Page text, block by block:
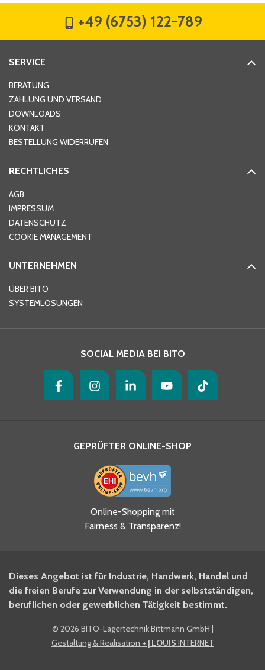
Hausnummer
Ort*
Telefon
Ja, ich habe die
Datenschutzhinweise gelesen
und akzeptiere diese.
BITO Newsletter Fachwissen
Intralogistiker anmelden.
Ja, ich möchte mich für den
BITO Shop-Newsletter
+49 (6753) 122-789
SERVICE
BERATUNG
ZAHLUNG UND VERSAND
DOWNLOADS
KONTAKT
BESTELLUNG WIDERRUFEN
RECHTLICHES
AGB
IMPRESSUM
DATENSCHUTZ
COOKIE MANAGEMENT
UNTERNEHMEN
ÜBER BITO
SYSTEMLÖSUNGEN
SOCIAL MEDIA BEI BITO
GEPRÜFTER ONLINE-SHOP
Online-Shopping mit
Fairness & Transparenz!
Dieses Angebot ist für Industrie, Handwerk, Handel und
die freien Berufe zur Verwendung in der selbstständigen,
beruflichen oder gewerblichen Tätigkeit bestimmt.
© 2026 BITO-Lagertechnik Bittmann GmbH |
Gestaltung & Realisation + | LOUIS INTERNET